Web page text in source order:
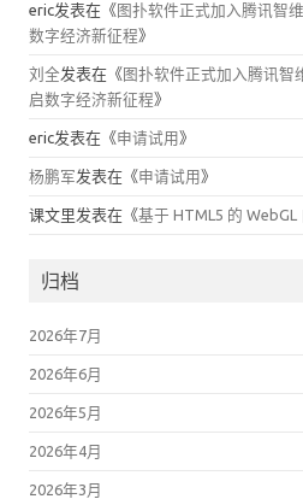
eric发表在《 图扑软件正式加入腾讯智
数字经济新征程》
刘全发表在《 图扑软件正式加入腾讯智
启数字经济新征程》
eric发表在《申请试用 》
杨鹏军发表在《申请试用 》
课文里发表在《基于 HTML5 的
归档
2026年7月
2026年6月
2026年5月
2026年4月
2026年3月